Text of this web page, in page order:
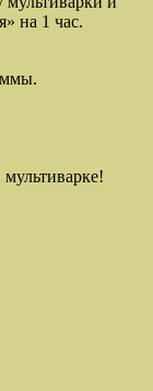
на 1 час.
мультиварке!